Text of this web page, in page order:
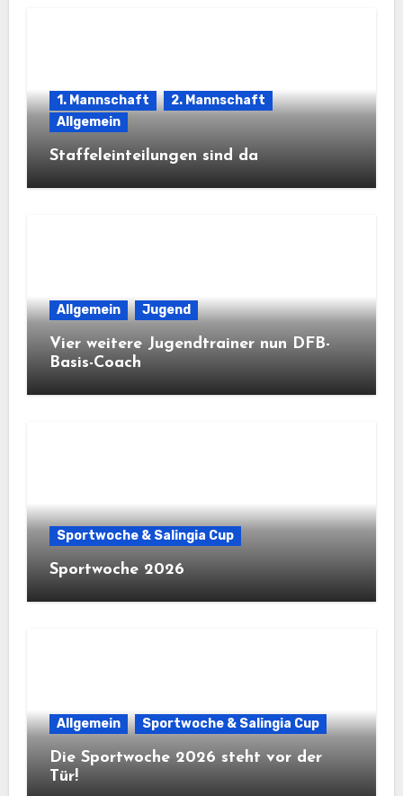
1. Mannschaft
2. Mannschaft
Allgemein
Staffeleinteilungen sind da
Allgemein Jugend
Vier weitere Jugendtrainer nun DFB-
Basis-Coach
Sportwoche & Salingia Cup
Sportwoche 2026
Allgemein Sportwoche & Salingia Cup
Die Sportwoche 2026 steht vor der
Tür!